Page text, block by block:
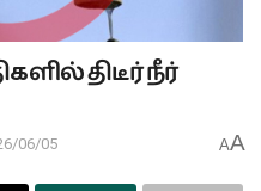
திடீர் நீர்
06/05 AA